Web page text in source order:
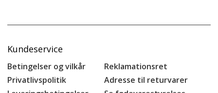
Kundeservice
Betingelser og vilkår
Privatlivspolitik
Reklamationsret
Adresse til returvarer